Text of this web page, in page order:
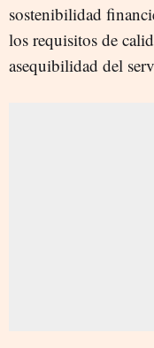
sostenibilidad
los requisitos de
asequibilidad del